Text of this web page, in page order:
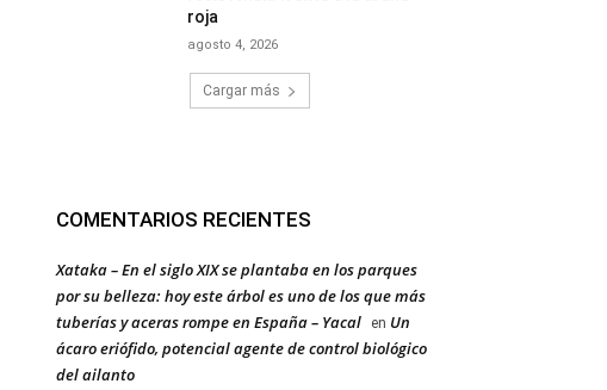
roja
agosto 4, 2026
Cargar más
COMENTARIOS RECIENTES
Xataka – En el siglo XIX se plantaba en los parques
por su belleza: hoy este árbol es uno de los que más
tuberías y aceras rompe en España – Yacal
en Un
ácaro eriófido, potencial agente de control biológico
del ailanto